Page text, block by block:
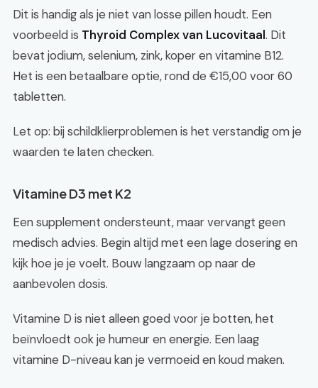
Dit is handig als je niet van losse pillen houdt. Een
voorbeeld is Thyroid Complex van Lucovitaal. Dit
bevat jodium, selenium, zink, koper en vitamine B12.
Het is een betaalbare optie, rond de €15,00 voor 60
tabletten.
Let op: bij schildklierproblemen is het verstandig om je
waarden te laten checken.
Vitamine D3 met K2
Een supplement ondersteunt, maar vervangt geen
medisch advies. Begin altijd met een lage dosering en
kijk hoe je je voelt. Bouw langzaam op naar de
aanbevolen dosis.
Vitamine D is niet alleen goed voor je botten, het
beïnvloedt ook je humeur en energie. Een laag
vitamine D-niveau kan je vermoeid en koud maken.